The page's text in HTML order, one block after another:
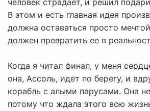
человек страдает, и решил
В этом и есть главная идея
должна оставаться просто
должен превратить ее в
Когда я читал финал, у меня
она, Ассоль, идет по берегу, и
корабль с алыми парусами. Она
потому что ждала этого всю